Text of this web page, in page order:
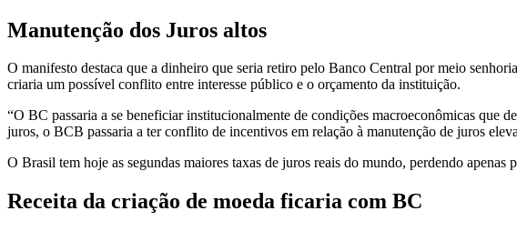
Manutenção dos Juros altos
O manifesto destaca que a dinheiro que seria retiro pelo Banco Central por meio
criaria um possível conflito entre interesse público e o orçamento da instituição.
“O BC passaria a se beneficiar institucionalmente de condições macroeconômicas que
juros, o BCB passaria a ter conflito de incentivos em relação à manutenção de juros
O Brasil tem hoje as segundas maiores taxas de juros reais do mundo, perdendo
Receita da criação de moeda ficaria com BC